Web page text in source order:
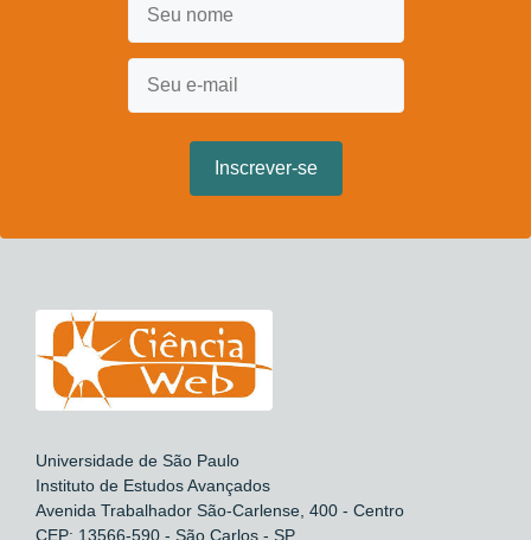
Universidade de São Paulo
Instituto de Estudos Avançados
Avenida Trabalhador São-Carlense, 400 - Centro
CEP: 13566-590 - São Carlos - SP